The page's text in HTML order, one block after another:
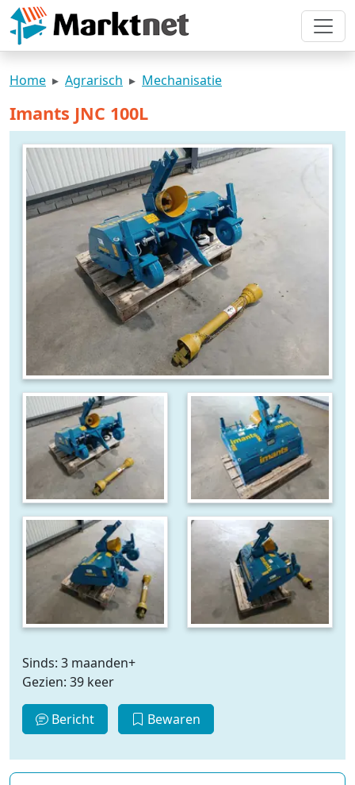
Home Agrarisch Mechanisatie
Imants JNC 100L
Sinds: 3 maanden+
Gezien: 39 keer
Bericht Bewaren